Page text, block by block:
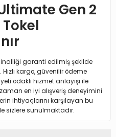
Gen 2
Tokel
garanti edilmiş şekilde
kargo, güvenilir ödeme
odaklı hizmet anlayışı ile
en iyi alışveriş deneyimini
ihtiyaçlarını karşılayan bu
sizlere sunulmaktadır.